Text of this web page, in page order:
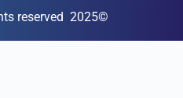
©2025 DATAKED all rights reserved!